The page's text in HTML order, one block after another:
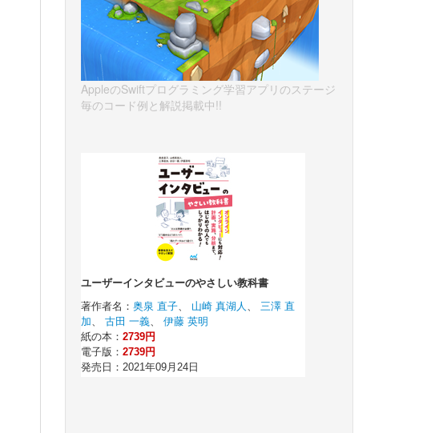
AppleのSwiftプログラミング学習アプリのステージ
毎のコード例と解説掲載中!!